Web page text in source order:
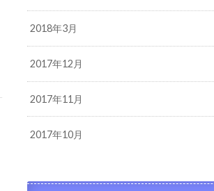
2018年3月
2017年12月
2017年11月
2017年10月